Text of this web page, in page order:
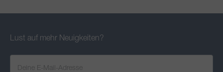
Lust auf mehr Neuigkeiten?